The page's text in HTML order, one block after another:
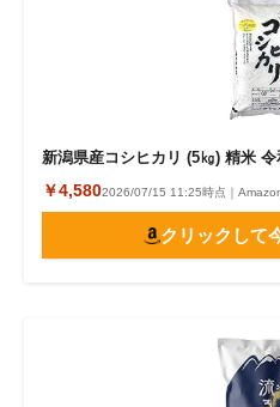
新潟県産コシヒカリ (5㎏) 精米
￥4,5802026/07/15 11:25時点｜
クリックして